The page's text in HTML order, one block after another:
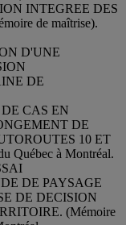
INTEGREE DES
de maîtrise).
D'UNE
DE
CAS EN
DE
10 ET
Québec à Montréal.
DE PAYSAGE
DE DECISION
(Mémoire